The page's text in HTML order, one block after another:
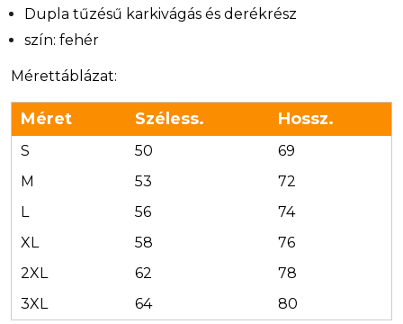
Dupla tűzésű karkivágás és derékrész
szín: fehér
Mérettáblázat:
Méret Széless. Hossz.
S 50
69
M
53
72
L
56
74
XL
58
76
2XL
62
78
3XL
64 80